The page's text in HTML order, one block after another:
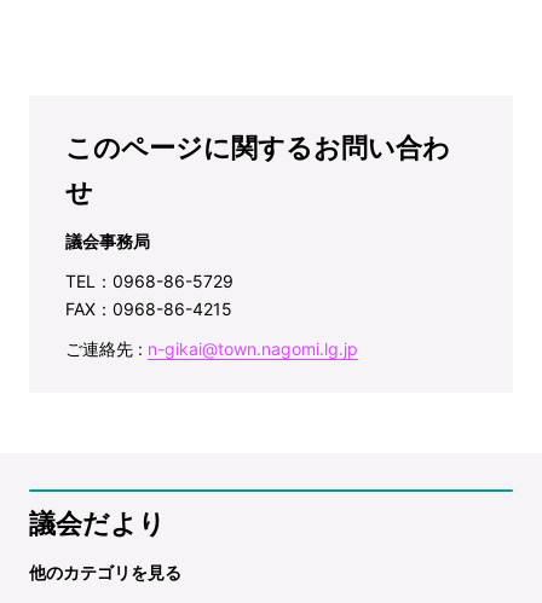
このページに関するお問い合わ
せ
議会事務局
TEL：0968-86-5729
FAX：0968-86-4215
ご連絡先 : n-gikai@town.nagomi.lg.jp
議会だより
他のカテゴリを見る